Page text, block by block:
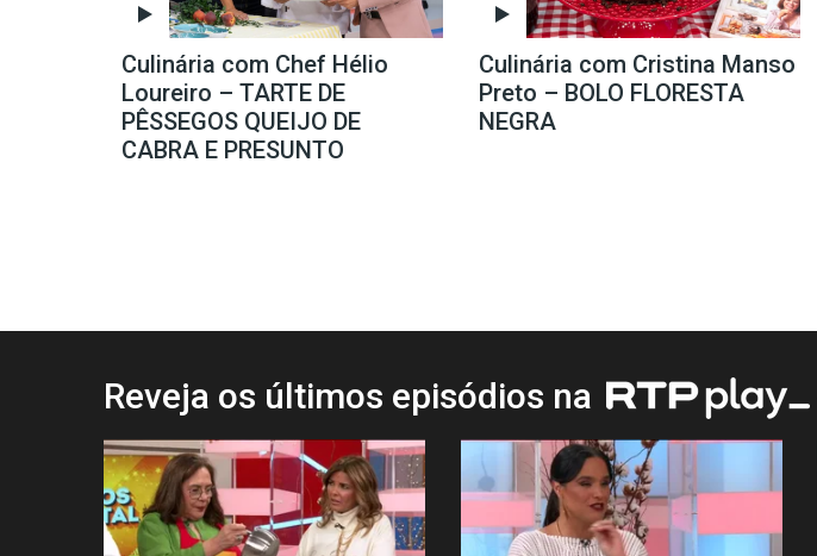
Culinária com Chef Hélio
Loureiro – TARTE DE
PÊSSEGOS QUEIJO DE
CABRA E PRESUNTO
Culinária com Cristina Manso
Preto – BOLO FLORESTA
NEGRA
Reveja os últimos episódios na